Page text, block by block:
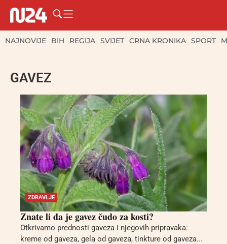
NAJNOVIJE BIH REGIJA SVIJET CRNA KRONIKA SPORT
GAVEZ
ZDRAVLJE
Znate li da je gavez čudo za kosti?
Otkrivamo prednosti gaveza i njegovih pripravaka:
kreme od gaveza, gela od gaveza, tinkture od gaveza...